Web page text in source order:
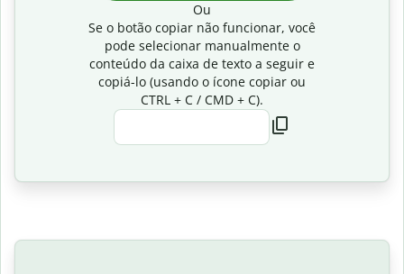
Ou
Se o botão copiar não funcionar, você
pode selecionar manualmente o
conteúdo da caixa de texto a seguir e
copiá-lo (usando o ícone copiar ou
CTRL + C / CMD + C).